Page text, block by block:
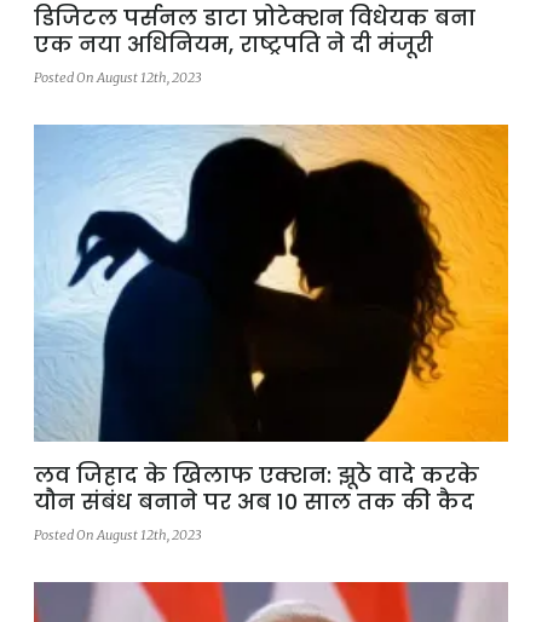
डिजिटल पर्सनल डाटा प्रोटेक्शन विधेयक बना
एक नया अधिनियम, राष्ट्रपति ने दी मंजूरी
Posted On August 12th, 2023
लव जिहाद के खिलाफ एक्शन: झूठे वादे करके
यौन संबंध बनाने पर अब 10 साल तक की कैद
Posted On August 12th, 2023